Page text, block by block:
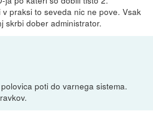
praksi to seveda nic ne pove. Vsak
skrbi dober administrator.
poti do varnega sistema.